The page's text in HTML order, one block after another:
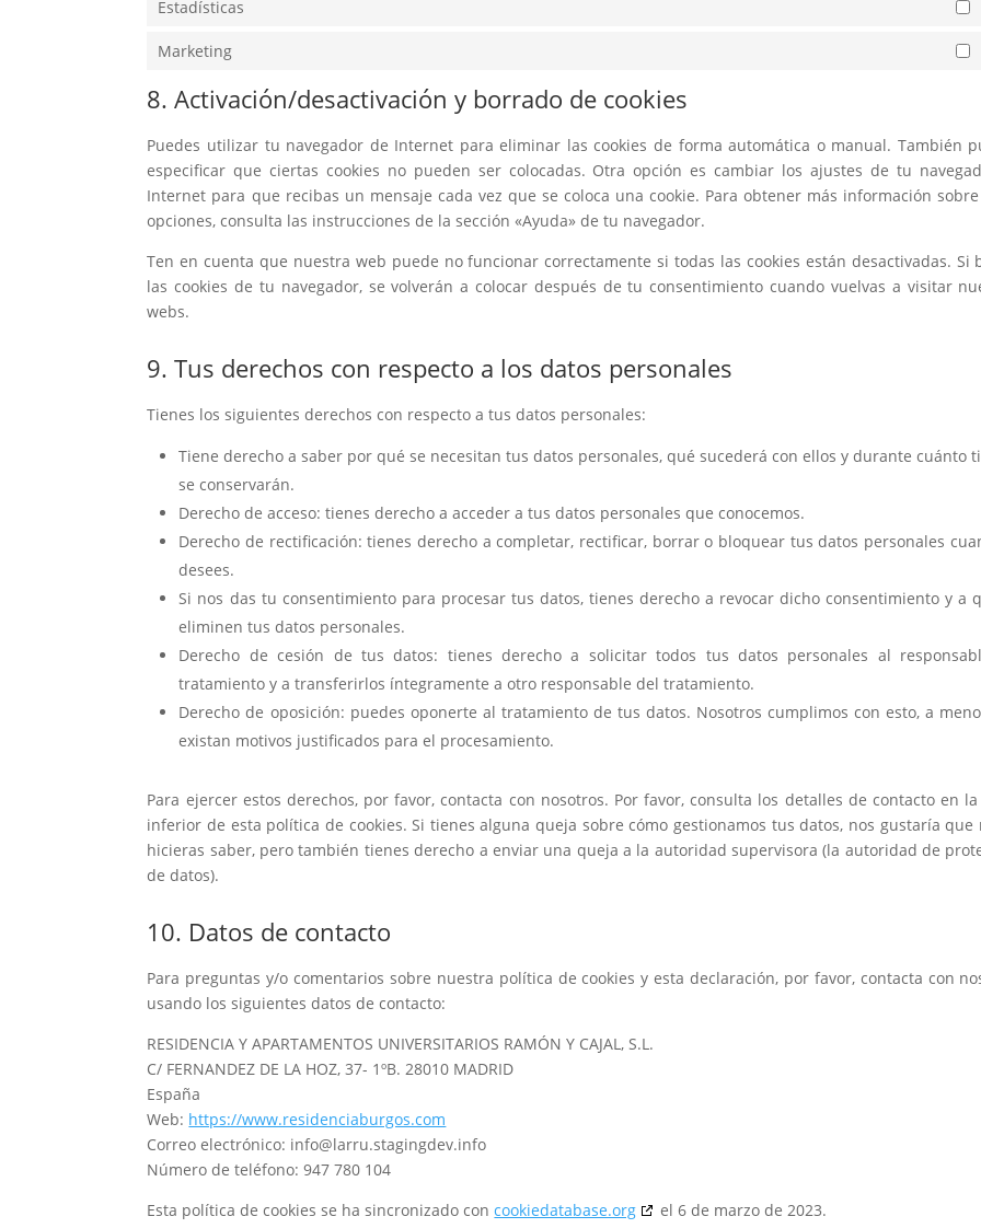
Estadísticas
Marketing
8. Activación/desactivación y borrado de cookies
Puedes utilizar tu navegador de Internet para eliminar las cookies de forma automática o manual. También
especificar que ciertas cookies no pueden ser colocadas. Otra opción es cambiar los ajustes de tu
Internet para que recibas un mensaje cada vez que se coloca una cookie. Para obtener más información sobre
opciones, consulta las instrucciones de la sección «Ayuda» de tu navegador.
Ten en cuenta que nuestra web puede no funcionar correctamente si todas las cookies están desactivadas. Si
las cookies de tu navegador, se volverán a colocar después de tu consentimiento cuando vuelvas a visitar
webs.
9. Tus derechos con respecto a los datos personales
Tienes los siguientes derechos con respecto a tus datos personales:
Tiene derecho a saber por qué se necesitan tus datos personales, qué sucederá con ellos y durante cuánto
se conservarán.
Derecho de acceso: tienes derecho a acceder a tus datos personales que conocemos.
Derecho de rectificación: tienes derecho a completar, rectificar, borrar o bloquear tus datos personales
desees.
Si nos das tu consentimiento para procesar tus datos, tienes derecho a revocar dicho consentimiento y a
eliminen tus datos personales.
Derecho de cesión de tus datos: tienes derecho a solicitar todos tus datos personales al
tratamiento y a transferirlos íntegramente a otro responsable del tratamiento.
Derecho de oposición: puedes oponerte al tratamiento de tus datos. Nosotros cumplimos con esto, a
existan motivos justificados para el procesamiento.
Para ejercer estos derechos, por favor, contacta con nosotros. Por favor, consulta los detalles de contacto en
inferior de esta política de cookies. Si tienes alguna queja sobre cómo gestionamos tus datos, nos gustaría que
hicieras saber, pero también tienes derecho a enviar una queja a la autoridad supervisora (la autoridad de
de datos).
10. Datos de contacto
Para preguntas y/o comentarios sobre nuestra política de cookies y esta declaración, por favor, contacta con
usando los siguientes datos de contacto:
RESIDENCIA Y APARTAMENTOS UNIVERSITARIOS RAMÓN Y CAJAL, S.L.
C/ FERNANDEZ DE LA HOZ, 37- 1ºB. 28010 MADRID
España
Web: https://www.residenciaburgos.com
Correo electrónico: info@larru.stagingdev.info
Número de teléfono: 947 780 104
Esta política de cookies se ha sincronizado concookiedatabase.org el 6 de marzo de 2023.